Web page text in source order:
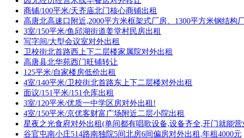
商铺/100平米/天齐庙北门核心商铺出租
高唐北高速口附近,2000平方米框架式厂房、1300平方米钢结构
3室/150平米/鱼邱湖街道姜堂村民房出租
写字间/大型会议室对外出租
卫校街北首路西上下二层楼家属院对外出租
高唐县北华苑西门旺铺转让
125平米/自家楼房低价出租
4室/140平米/卫校街北首路东上下二层楼对外出租
面议/151平米/151仓库出租
3室/120平米/优质一中学区房对外出租!
4室/150平米/京优客财富广场附近二层小院出租
星夜之光食府对外出租(单间都有唱歌设备,设备齐全,开门就能营
谷官屯南小庄514路南独院5间北房6间偏房对外出租,年租4000元